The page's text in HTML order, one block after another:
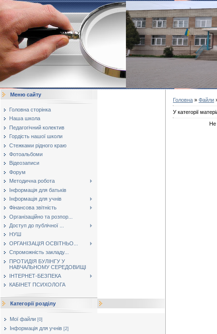
Меню сайту
Головна сторінка
Наша школа
Педагогічний колектив
Гордість нашої школи
Стежками рідного краю
Фотоальбоми
Відеозаписи
Форум
Методична робота
Інформація для батьків
Інформація для учнів
Фінансова звітність
Організаційно та розпор...
Доступ до публічної ...
НУШ
ОРГАНІЗАЦІЯ ОСВІТНЬО...
Спроможність закладу...
ПРОТИДІЯ БУЛІНГУ У
НАВЧАЛЬНОМУ СЕРЕДОВИЩІ
ІНТЕРНЕТ-БЕЗПЕКА
КАБІНЕТ ПСИХОЛОГА
Категорії розділу
Мої файли [0]
Інформація для учнів [2]
Головна » Файли
У категорії
Не